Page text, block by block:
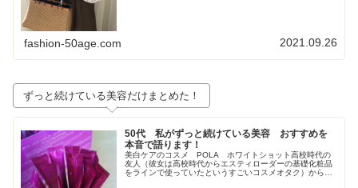
fashion-50age.com 2021.09.26
ずっと続けている美容だけまとめた！
50代 私がずっと続けている美容 おすすめを
本音で語ります！
美白ケアのコスメ POLA ホワイトショット高校時代の
友人（彼女は高校時代からエスティローダーの基礎化粧品
をラインで使っていたというすごいコスメオタク）からす